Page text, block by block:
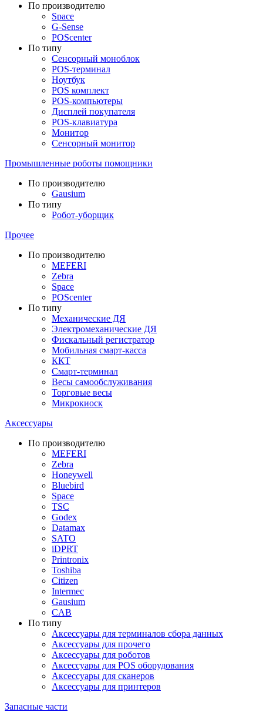
По производителю
Space
G-Sense
POScenter
По типу
Сенсорный моноблок
POS-терминал
Ноутбук
POS комплект
POS-компьютеры
Дисплей покупателя
POS-клавиатура
Монитор
Сенсорный монитор
Промышленные роботы помощники
По производителю
Gausium
По типу
Робот-уборщик
Прочее
По производителю
MEFERI
Zebra
Space
POScenter
По типу
Механические ДЯ
Электромеханические ДЯ
Фискальный регистратор
Мобильная смарт-касса
ККТ
Смарт-терминал
Весы самообслуживания
Торговые весы
Микрокиоск
Аксессуары
По производителю
MEFERI
Zebra
Honeywell
Bluebird
Space
TSC
Godex
Datamax
SATO
iDPRT
Printronix
Toshiba
Citizen
Intermec
Gausium
CAB
По типу
Аксессуары для терминалов сбора данных
Аксессуары для прочего
Аксессуары для роботов
Аксессуары для POS оборудования
Аксессуары для сканеров
Аксессуары для принтеров
Запасные части